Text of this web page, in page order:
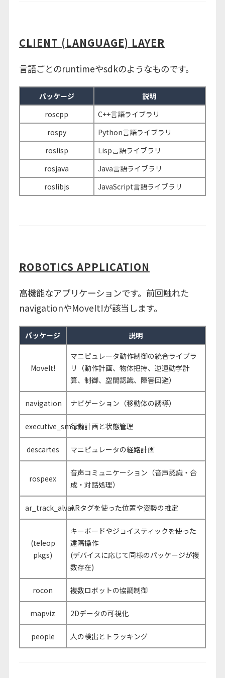
CLIENT (LANGUAGE) LAYER
言語ごとのruntimeやsdkのようなものです。
パッケージ
説明
roscpp
C++言語ライブラリ
rospy
Python言語ライブラリ
roslisp
Lisp言語ライブラリ
rosjava
Java言語ライブラリ
roslibjs
JavaScript言語ライブラリ
ROBOTICS APPLICATION
高機能なアプリケーションです。前回触れた
navigationやMoveIt!が該当します。
パッケージ 説明
MoveIt!
マニピュレータ動作制御の統合ライブラ
リ（動作計画、物体把持、逆運動学計
算、制御、空間認識、障害回避）
navigation ナビゲーション（移動体の誘導）
executive_smach行動計画と状態管理
descartes マニピュレータの経路計画
rospeex
音声コミュニケーション（音声認識・合
成・対話処理）
ar_track_alvarARタグを使った位置や姿勢の推定
(teleop
pkgs)
キーボードやジョイスティックを使った
遠隔操作
(デバイスに応じて同様のパッケージが複
数存在)
rocon 複数ロボットの協調制御
mapviz 2Dデータの可視化
people 人の検出とトラッキング